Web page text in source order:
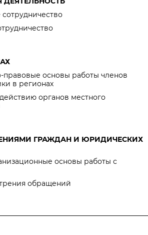
правовые основы работы членов
в регионах
органов местного
ГРАЖДАН И ЮРИДИЧЕСКИХ
основы работы с
обращений